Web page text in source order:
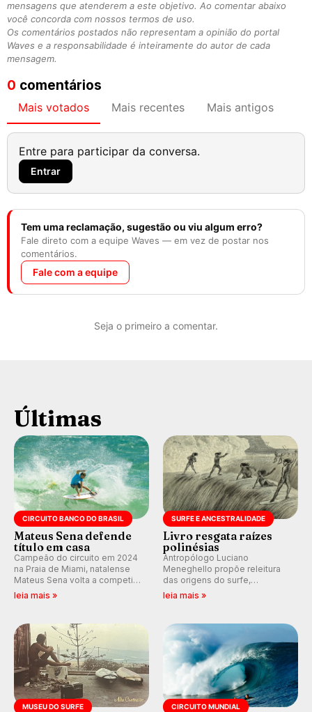
mensagens que atenderem a este objetivo. Ao comentar abaixo
você concorda com nossos termos de uso.
Os comentários postados não representam a opinião do portal
Waves e a responsabilidade é inteiramente do autor de cada
mensagem.
0 comentários
Mais votados Mais recentes Mais antigos
Entre para participar da conversa.
Entrar
Tem uma reclamação, sugestão ou viu algum erro?
Fale direto com a equipe Waves — em vez de postar nos
comentários.
Fale com a equipe
Seja o primeiro a comentar.
Últimas
CIRCUITO BANCO DO BRASIL
Mateus Sena defende
título em casa
Campeão do circuito em 2024
na Praia de Miami, natalense
Mateus Sena volta a competir
em casa em busca de manter a
leia mais »
SURFE E ANCESTRALIDADE
Livro resgata raízes
polinésias
Antropólogo Luciano
Meneghello propõe releitura
das origens do surfe,
resgatando a cultura polinésia
prática em esporte e indústria.
leia mais »
MUSEU DO SURFE CIRCUITO MUNDIAL